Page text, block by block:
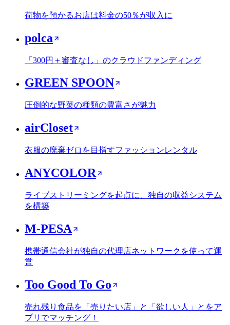
荷物を預かるお店は料金の50％が収入に
polca
「300円＋審査なし」のクラウドファンディング
GREEN SPOON
圧倒的な野菜の種類の豊富さが魅力
airCloset
衣服の廃棄ゼロを目指すファッションレンタル
ANYCOLOR
ライブストリーミングを起点に、独自の収益システム
を構築
M-PESA
携帯通信会社が独自の代理店ネットワークを使って運
営
Too Good To Go
売れ残り食品を「売りたい店」と「欲しい人」とをア
プリでマッチング！